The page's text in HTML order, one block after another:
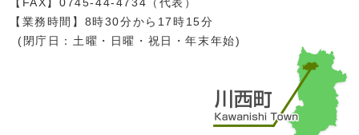
【業務時間】8時30分から17時15分
(閉庁日：土曜・日曜・祝日・年末年始)